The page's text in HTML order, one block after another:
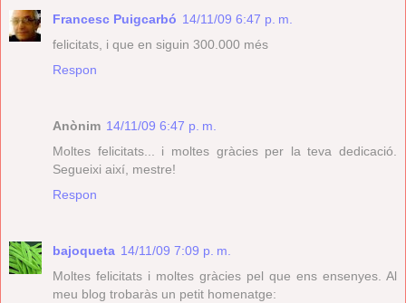
Francesc Puigcarbó 14/11/09 6:47 p. m.
felicitats, i que en siguin 300.000 més
Respon
Anònim 14/11/09 6:47 p. m.
Moltes felicitats... i moltes gràcies per la teva dedicació.
Segueixi així, mestre!
Respon
bajoqueta 14/11/09 7:09 p. m.
Moltes felicitats i moltes gràcies pel que ens ensenyes. Al
meu blog trobaràs un petit homenatge: